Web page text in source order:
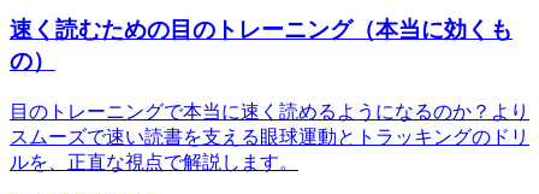
速く読むための目のトレーニング（本当に効くも
の）
目のトレーニングで本当に速く読めるようになるのか？より
スムーズで速い読書を支える眼球運動とトラッキングのドリ
ルを、正直な視点で解説します。